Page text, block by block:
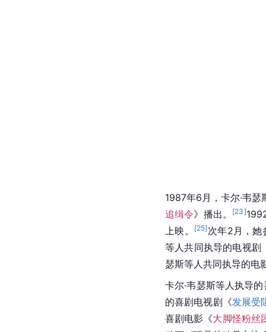
1987年6月，卡尔·韦瑟
追缉令》播出。 [23]
上映。
[25] 次年2月，她
等人共同执导的电视剧
瑟斯等人共同执导的电
卡尔·韦瑟斯等人执导
的喜剧电视剧《发展受
喜剧电影《大脚怪粉丝